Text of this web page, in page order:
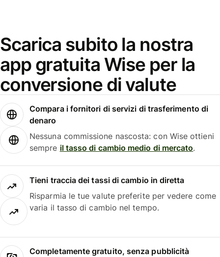
Scarica subito la nostra
app gratuita Wise per la
conversione di valute
Compara i fornitori di servizi di trasferimento di
denaro
Nessuna commissione nascosta: con Wise ottieni
sempre il tasso di cambio medio di mercato.
Tieni traccia dei tassi di cambio in diretta
Risparmia le tue valute preferite per vedere come
varia il tasso di cambio nel tempo.
Completamente gratuito, senza pubblicità